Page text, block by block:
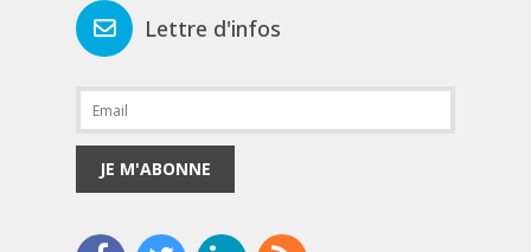
Lettre d'infos
JE M'ABONNE